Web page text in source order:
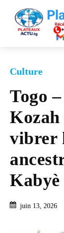
Culture
Togo
Kozah
vibrer
juin 13, 2026